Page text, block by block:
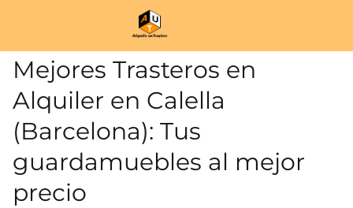
Mejores Trasteros en
Alquiler en Calella
(Barcelona): Tus
guardamuebles al mejor
precio